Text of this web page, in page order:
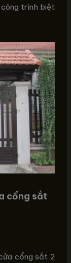
trình biệt
cổng sắt
cổng sắt 2